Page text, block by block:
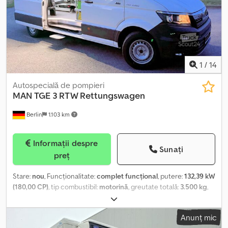
1 / 14
Berlin 1.103 km
Autospecială de pompieri
MAN TGE 3 RTW Rettungswagen
preț
Sunați
Stare: nou, Funcționalitate:complet funcțional, putere:132,39 kW
(180,00 CP), tip combustibil: motorină, greutate totală: 3.500 kg,
alb, tip de angrenaj:
fabricație:2025, Dotări:ABS, aer condiționat, airbag, blocare
diferențial, faruri suplimentare, program electronic deAnunț mic